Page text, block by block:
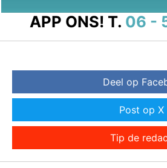
APP ONS! T. 06 -
Deel op
Post op X
Tip de